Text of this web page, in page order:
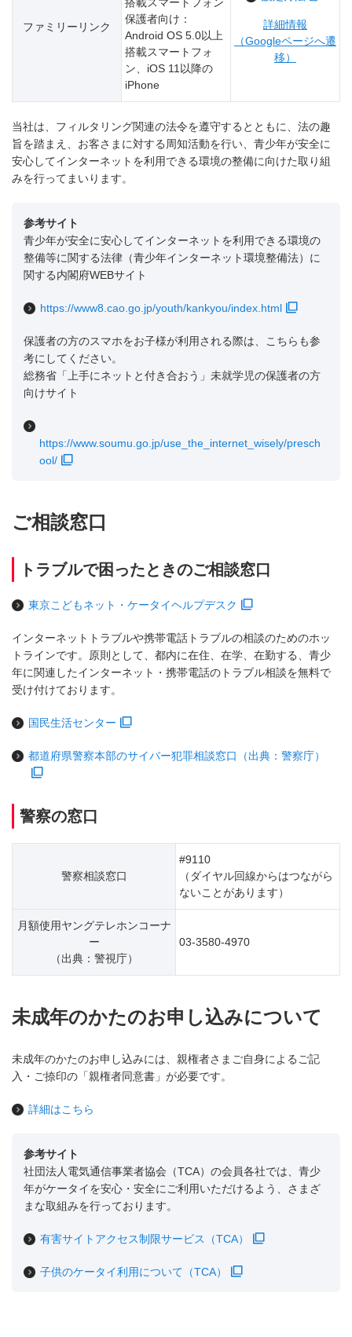
ファミリーリンク
搭載スマートフォン
保護者向け：
Android OS 5.0以上
搭載スマートフォ
ン、iOS 11以降の
iPhone
詳細情報
（Googleページへ遷
移）
当社は、フィルタリング関連の法令を遵守するとともに、法の趣
旨を踏まえ、お客さまに対する周知活動を行い、青少年が安全に
安心してインターネットを利用できる環境の整備に向けた取り組
みを行ってまいります。
参考サイト
青少年が安全に安心してインターネットを利用できる環境の
整備等に関する法律（青少年インターネット環境整備法）に
関する内閣府WEBサイト
https://www8.cao.go.jp/youth/kankyou/index.html
保護者の方のスマホをお子様が利用される際は、こちらも参
考にしてください。
総務省「上手にネットと付き合おう」未就学児の保護者の方
向けサイト
https://www.soumu.go.jp/use_the_internet_wisely/presch
ool/
ご相談窓口
トラブルで困ったときのご相談窓口
東京こどもネット・ケータイヘルプデスク
インターネットトラブルや携帯電話トラブルの相談のためのホッ
トラインです。原則として、都内に在住、在学、在勤する、青少
年に関連したインターネット・携帯電話のトラブル相談を無料で
受け付けております。
国民生活センター
都道府県警察本部のサイバー犯罪相談窓口（出典：警察庁）
警察の窓口
警察相談窓口
#9110
（ダイヤル回線からはつながら
ないことがあります）
月額使用ヤングテレホンコーナ
ー
（出典：警視庁）
03-3580-4970
未成年のかたのお申し込みについて
未成年のかたのお申し込みには、親権者さまご自身によるご記
入・ご捺印の「親権者同意書」が必要です。
詳細はこちら
参考サイト
社団法人電気通信事業者協会（TCA）の会員各社では、青少
年がケータイを安心・安全にご利用いただけるよう、さまざ
まな取組みを行っております。
有害サイトアクセス制限サービス（TCA）
子供のケータイ利用について（TCA）